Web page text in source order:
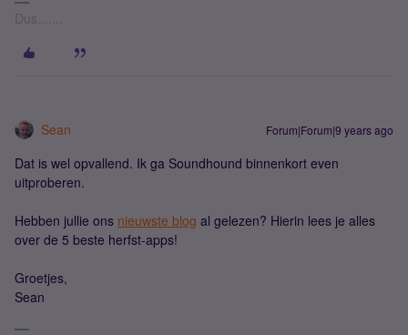
Dus.......
Sean Forum|Forum|9 years ago
Dat is wel opvallend. Ik ga Soundhound binnenkort even
uitproberen.
Hebben jullie ons nieuwste blog al gelezen? Hierin lees je alles
over de 5 beste herfst-apps!
Groetjes,
Sean